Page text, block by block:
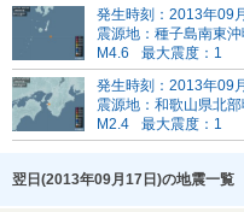
発生時刻：2013年09
震源地：種子島南東
M4.6
最大震度：1
発生時刻：2013年09
震源地：和歌山県北
M2.4
最大震度：1
翌日(2013年09月17日)の地震一覧